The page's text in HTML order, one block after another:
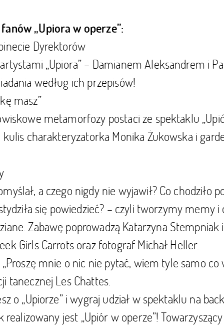
„Upiora w operze”:
Dyrektorów
„Upiora” – Damianem Aleksandrem i
według ich przepisów!
masz”
metamorfozy postaci ze spektaklu
charakteryzatorka Monika Żukowska i
a czego nigdy nie wyjawił? Co chodziło
się powiedzieć? – czyli tworzymy memy
Zabawę poprowadzą Katarzyna Stempniak
Girls Carrots oraz fotograf Michał Heller.
mnie o nic nie pytać, wiem tyle samo co
tanecznej Les Chattes.
o „Upiorze” i wygraj udział w spektaklu na
realizowany jest „Upiór w operze”!